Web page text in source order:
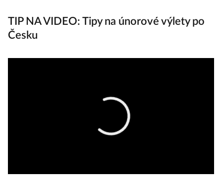
TIP NA VIDEO: Tipy na únorové výlety po
Česku